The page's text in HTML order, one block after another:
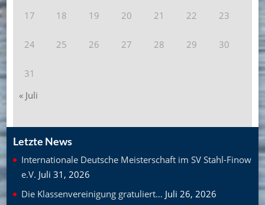
17 18 19 20 21 22 23
24 25 26 27 28 29 30
31
« Juli
Letzte News
Internationale Deutsche Meisterschaft im SV Stahl-Finow
e.V. Juli 31, 2026
Die Klassenvereinigung gratuliert… Juli 26, 2026